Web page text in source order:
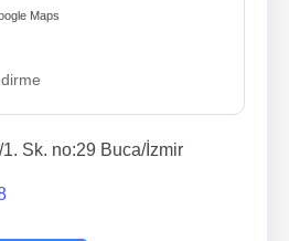
Maps
Sk. no:29 Buca/İzmir